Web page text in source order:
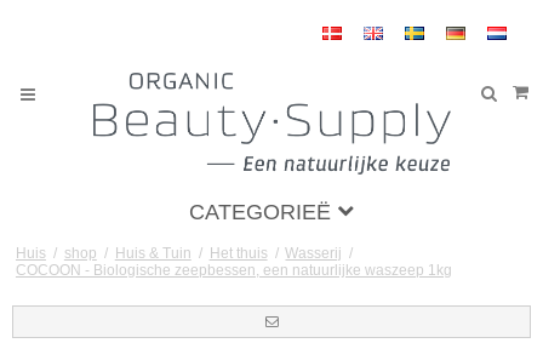
CATEGORIEË
Huis / shop / Huis & Tuin / Het thuis / Wasserij /
COCOON - Biologische zeepbessen, een natuurlijke waszeep 1kg